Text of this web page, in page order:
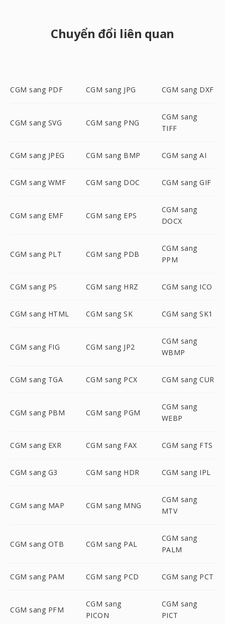
Chuyển đổi liên quan
CGM sang PDF CGM sang JPG CGM sang DXF
CGM sang SVG CGM sang PNG
CGM sang
TIFF
CGM sang JPEG CGM sang BMP CGM sang AI
CGM sang WMF CGM sang DOC CGM sang GIF
CGM sang EMF CGM sang EPS
CGM sang
DOCX
CGM sang PLT CGM sang PDB
CGM sang
PPM
CGM sang PS CGM sang HRZ CGM sang ICO
CGM sang HTML CGM sang SK CGM sang SK1
CGM sang FIG CGM sang JP2
CGM sang
WBMP
CGM sang TGA CGM sang PCX CGM sang CUR
CGM sang PBM CGM sang PGM
CGM sang
WEBP
CGM sang EXR CGM sang FAX CGM sang FTS
CGM sang G3 CGM sang HDR CGM sang IPL
CGM sang MAP CGM sang MNG
CGM sang
MTV
CGM sang OTB CGM sang PAL
CGM sang
PALM
CGM sang PAM CGM sang PCD CGM sang PCT
CGM sang PFM
CGM sang
PICON
CGM sang
PICT